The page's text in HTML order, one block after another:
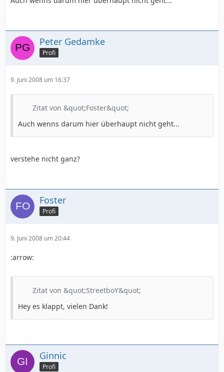
Peter Gedamke
Profi
9. Juni 2008 um 16:37
Zitat von &quot;Foster&quot;
Auch wenns darum hier überhaupt nicht geht...
verstehe nicht ganz?
Foster
Profi
9. Juni 2008 um 20:44
:arrow:
Zitat von &quot;StreetboY&quot;
Hey es klappt, vielen Dank!
Ginnic
Profi